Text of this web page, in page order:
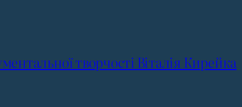
творчості Віталія Кирейка